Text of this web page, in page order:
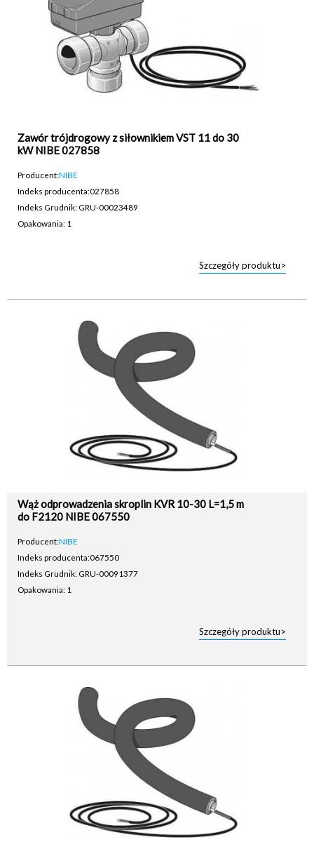
Zawór trójdrogowy z siłownikiem VST 11 do 30
kW NIBE 027858
Producent:NIBE
Indeks producenta:027858
Indeks Grudnik: GRU-00023489
Opakowania: 1
Szczegóły produktu>
Wąż odprowadzenia skroplin KVR 10-30 L=1,5 m
do F2120 NIBE 067550
Producent:NIBE
Indeks producenta:067550
Indeks Grudnik: GRU-00091377
Opakowania: 1
Szczegóły produktu>